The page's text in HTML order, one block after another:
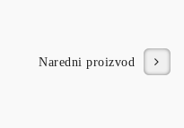
Naredni proizvod